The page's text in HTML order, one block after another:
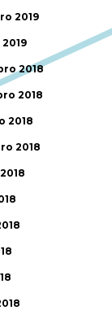
2019
2018
2018
2018
2018